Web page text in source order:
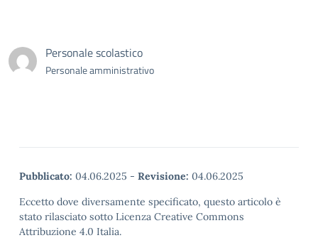
Personale scolastico
Personale amministrativo
Pubblicato: 04.06.2025 - Revisione: 04.06.2025
Eccetto dove diversamente specificato, questo articolo è
stato rilasciato sotto Licenza Creative Commons
Attribuzione 4.0 Italia.